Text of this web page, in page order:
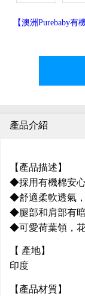
【澳洲Purebaby
產品介紹
【產品描述】
◆採用有機棉安
◆舒適柔軟透氣
◆腿部和肩部有
◆可愛荷葉領，
【 產地】
印度
【產品材質】